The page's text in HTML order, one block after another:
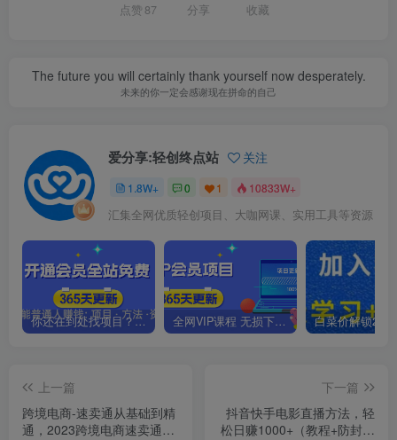
点赞 87 分享 收藏
The future you will certainly thank yourself now desperately.
未来的你一定会感谢现在拼命的自己
爱分享:轻创终点站 关注
1.8W+ 0 1 10833W+
汇集全网优质轻创项目、大咖网课、实用工具等资源
你还在到处找项目？还在当韭菜？我靠卖项目一个月收入5万+，曾经我也是个失败者。 全网VIP课程 无损下载~.~
上一篇
跨境电商-速卖通从基础到精
通，2023跨境电商速卖通运
下一篇
抖音快手电影直播方法，轻
松日赚1000+（教程+防封技